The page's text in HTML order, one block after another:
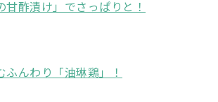
酢漬け」でさっぱりと！
んわり「油琳鶏」！